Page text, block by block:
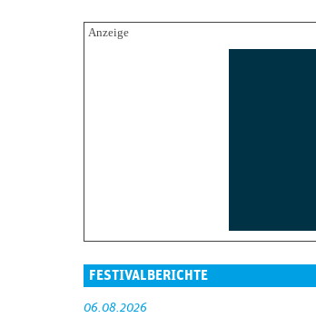
FESTIVALBERICHTE
06.08.2026